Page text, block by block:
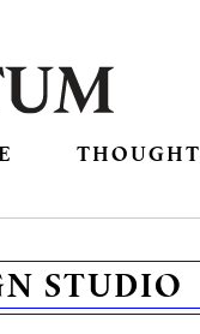
THOUGHT
STUDIO